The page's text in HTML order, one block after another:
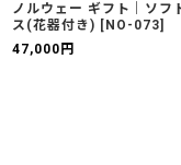
ノルウェー ギフト｜ソフ
ス(花器付き) [ NO-073]
47,000 円